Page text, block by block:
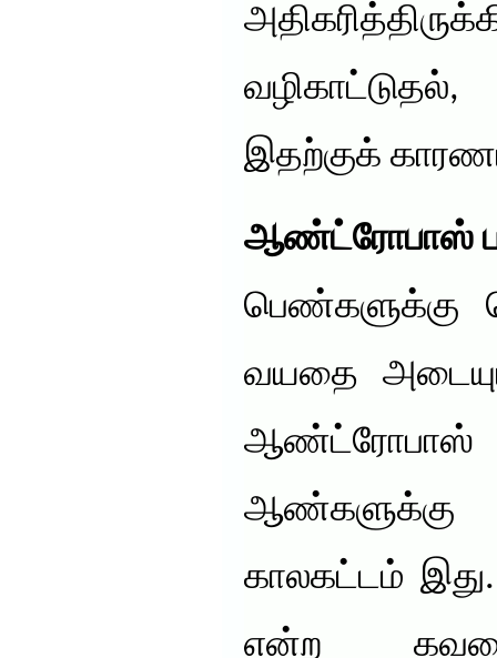
இதற்குக்
ஆண்ட்ரோபாஸ்
பெண்களுக்கு
வயதை
ஆண்களுக்கு
காலகட்டம்
என்ற